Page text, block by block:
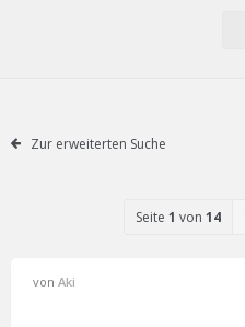
Zur erweiterten Suche
Seite 1 von 14
von Aki